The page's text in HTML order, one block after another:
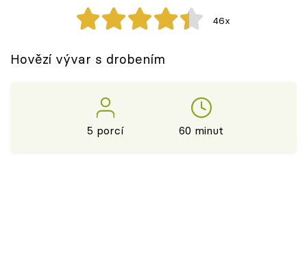
Těhotnej kuchař
Sledujte prima+
46x
Hovězí vývar s drobením
5 porcí 60 minut